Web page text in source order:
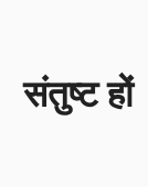
संतुष्ट हों